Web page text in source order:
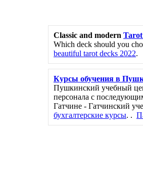
Classic and modern
Which deck should you
beautiful tarot decks 2022.
Курсы обучения в
Пушкинский учебный
персонала с
Гатчине - Гатчинский
бухгалтерские курсы. .